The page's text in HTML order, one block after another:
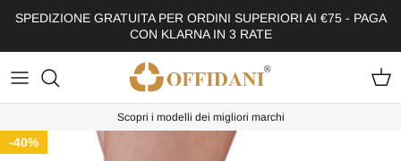
SPEDIZIONE GRATUITA PER ORDINI SUPERIORI AI €75 - PAGA
CON KLARNA IN 3 RATE
Scopri i modelli dei migliori marchi
Passa alle informazioni sul prodotto
40%